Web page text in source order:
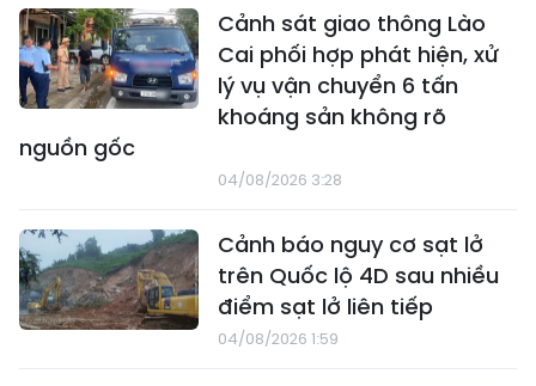
Cảnh sát giao thông Lào
Cai phối hợp phát hiện, xử
lý vụ vận chuyển 6 tấn
khoáng sản không rõ
nguồn gốc
04/08/2026 3:28
Cảnh báo nguy cơ sạt lở
trên Quốc lộ 4D sau nhiều
điểm sạt lở liên tiếp
04/08/2026 1:59